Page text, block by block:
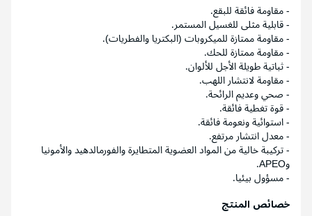
- مقاومة فائقة للبقع.
- قابلية مثلى للغسيل المستمر.
- مقاومة ممتازة للميكروبات (البكتريا والفطريات).
- مقاومة ممتازة للحك.
- ثباتية طويلة الأجل للألوان.
- مقاومة لانتشار اللهب.
- صحي وعديم الرائحة.
- قوة تغطية فائقة.
- استوائية ونعومة فائقة.
- معدل انتشار مرتفع.
- تركيبة خالية من المواد العضوية المتطايرة والفورمالدهيد والأمونيا
وAPEO.
- مسؤول بيئيا.
خصائص المنتج